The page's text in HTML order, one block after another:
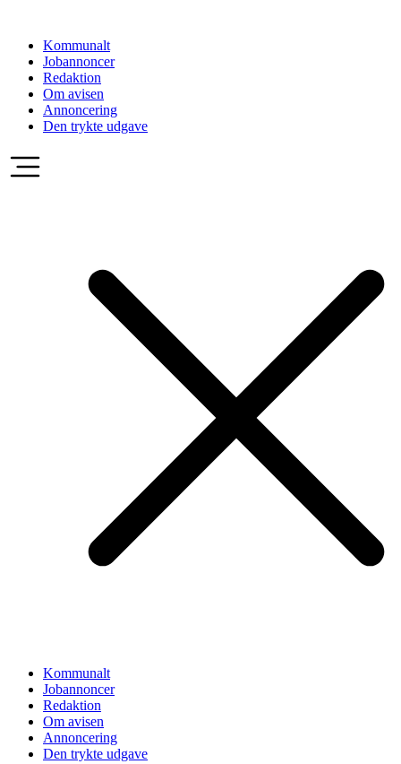
indholdKommunalt
Jobannoncer
Redaktion
Om avisen
Annoncering
Den trykte udgave
Kommunalt
Jobannoncer
Redaktion
Om avisen
Annoncering
Den trykte udgave